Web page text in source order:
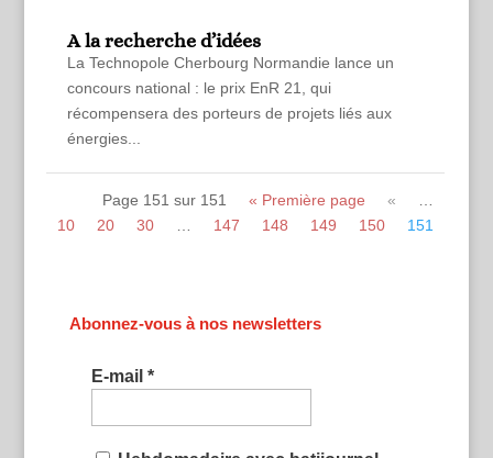
A la recherche d’idées
La Technopole Cherbourg Normandie lance un
concours national : le prix EnR 21, qui
récompensera des porteurs de projets liés aux
énergies...
Page 151 sur 151 « Première page «
…
10
20 30 … 147 148 149 150 151
Abonnez-vous à nos newsletters
E-mail *